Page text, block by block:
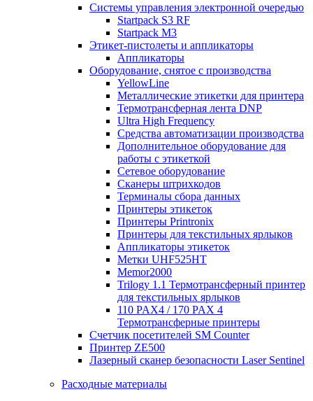
Системы управления электронной очередью
Startpack S3 RF
Startpack M3
Этикет-пистолеты и аппликаторы
Аппликаторы
Оборудование, снятое с производства
YellowLine
Металлические этикетки для принтера
Термотрансферная лента DNP
Ultra High Frequency
Средства автоматизации производства
Дополнительное оборудование для
работы с этикеткой
Сетевое оборудование
Сканеры штрихкодов
Терминалы сбора данных
Принтеры этикеток
Принтеры Printronix
Принтеры для текстильных ярлыков
Аппликаторы этикеток
Метки UHF525HT
Memor2000
Trilogy 1.1 Термотрансферный принтер
для текстильных ярлыков
110 PAX4 / 170 PAX 4
Термотрансферные принтеры
Счетчик посетителей SM Counter
Принтер ZE500
Лазерный сканер безопасности Laser Sentinel
Расходные материалы